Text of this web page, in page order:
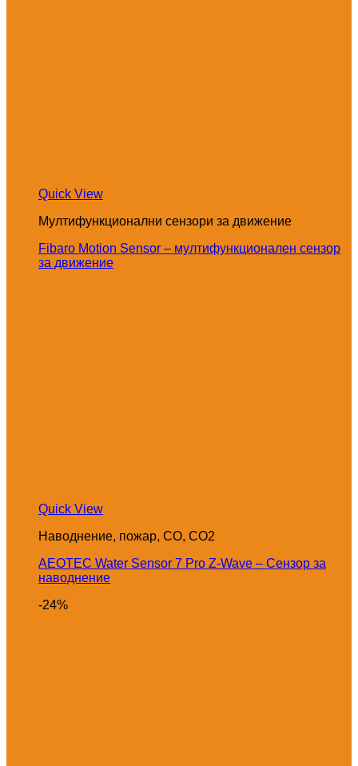
Quick View
Мултифункционални сензори за движение
Fibaro Motion Sensor – мултифункционален сензор
за движение
Quick View
Наводнение, пожар, CO, CO2
AEOTEC Water Sensor 7 Pro Z-Wave – Сензор за
наводнение
-24%